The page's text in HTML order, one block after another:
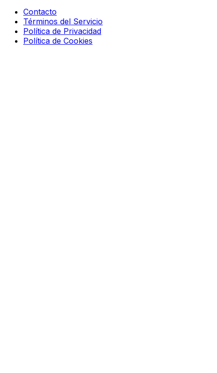
Contacto
Términos del Servicio
Política de Privacidad
Política de Cookies